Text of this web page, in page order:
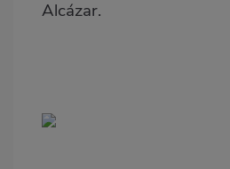
Alcázar.